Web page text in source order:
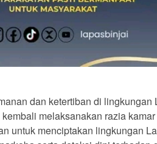
dan ketertiban di lingkungan
melaksanakan razia
untuk menciptakan lingkungan